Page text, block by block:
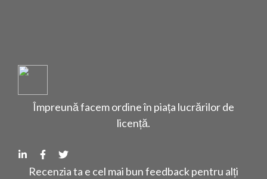
Împreună facem ordine în piața lucrărilor de
licență.
Recenzia ta e cel mai bun feedback pentru alți